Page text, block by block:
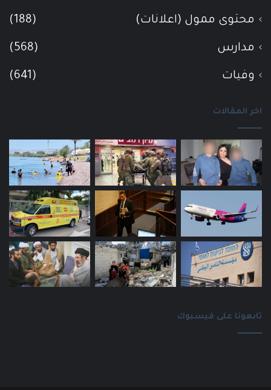
محتوى ممول (اعلانات) (188)
مدارس (568)
وفيات (641)
اخر المقالات
تابعونا على فيسبوك